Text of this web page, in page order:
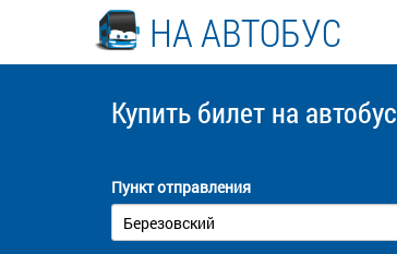
НА АВТОБУС
Купить билет на автобус
Пункт отправления